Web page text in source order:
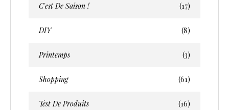
C'est De Saison ! (17)
DIY (8)
Printemps (3)
Shopping (61)
Test De Produits (16)